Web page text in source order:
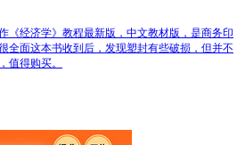
《经济学》教程最新版，中文教材版，是商务印
全面这本书收到后，发现塑封有些破损，但并不
值得购买。